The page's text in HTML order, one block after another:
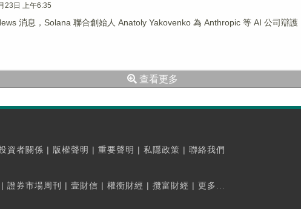
23日 上午6:35
消息，Solana 聯合創始人 Anatoly Yakovenko 為 Anthropic 等 AI 公司辯護
查看更多
資者關係 | 版權聲明 | 重要聲明 | 私隱政策 | 聯絡我們
| 證券市場周刊 | 壹財信 | 權衡財經 | 攬富財經 | 更多...